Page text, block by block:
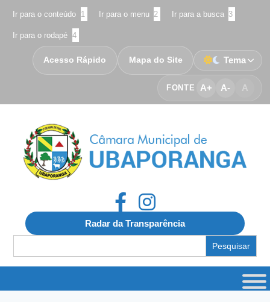
Ir para o conteúdo 1 Ir para o menu 2 Ir para a busca 3
Ir para o rodapé 4
FONTE A+ A- A
Acesso Rápido Mapa do Site Tema
Radar da Transparência
for: